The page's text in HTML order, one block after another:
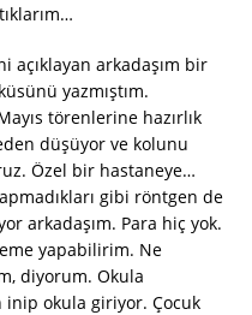
açıklayan arkadaşım bir
yazmıştım.
törenlerine hazırlık
düşüyor ve kolunu
Özel bir hastaneye…
gibi röntgen de
arkadaşım. Para hiç yok.
yapabilirim. Ne
diyorum. Okula
inip okula giriyor. Çocuk